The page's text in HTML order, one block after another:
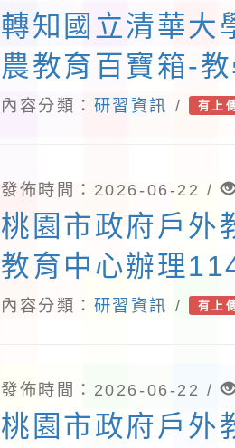
轉知國立清華大
農教育百寶箱-
能工作坊」活動
內容分類： 研習資訊 / 有上
發佈時間：2026-06-22 /
桃園市政府戶外
教育中心辦理
「全國綠階/初
內容分類： 研習資訊 / 有上
發佈時間：2026-06-22 /
桃園市政府戶外